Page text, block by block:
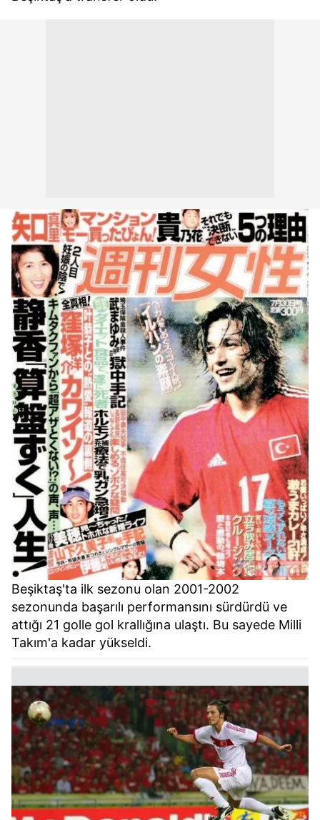
Beşiktaş'ta ilk sezonu olan 2001-2002
sezonunda başarılı performansını sürdürdü ve
attığı 21 golle gol krallığına ulaştı. Bu sayede Milli
Takım'a kadar yükseldi.